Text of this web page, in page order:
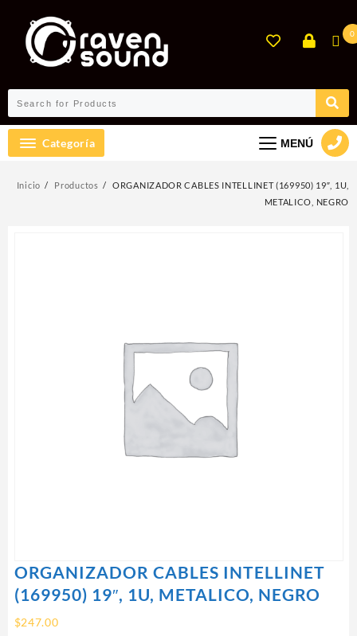
contenido
0
Categoría MENÚ
Inicio Productos
ORGANIZADOR CABLES INTELLINET (169950) 19″, 1U,
METALICO, NEGRO
ORGANIZADOR CABLES INTELLINET
(169950) 19″, 1U, METALICO, NEGRO
$247.00